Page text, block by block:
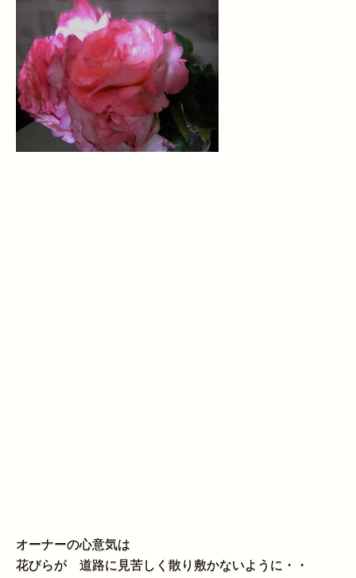
オーナーの心意気は
花びらが 道路に見苦しく散り敷かないように・・